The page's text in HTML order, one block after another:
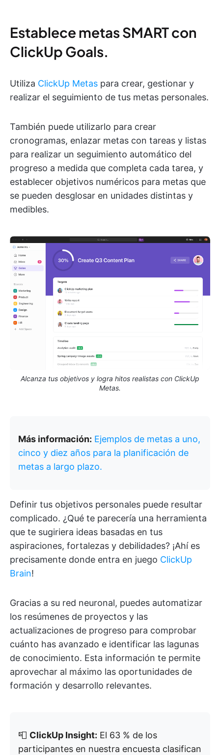
Establece metas SMART con
ClickUp Goals.
Utiliza ClickUp Metas para crear, gestionar y
realizar el seguimiento de tus metas personales.
También puede utilizarlo para crear
cronogramas, enlazar metas con tareas y listas
para realizar un seguimiento automático del
progreso a medida que completa cada tarea, y
establecer objetivos numéricos para metas que
se pueden desglosar en unidades distintas y
medibles.
Alcanza tus objetivos y logra hitos realistas con ClickUp
Metas.
Más información: Ejemplos de metas a uno,
cinco y diez años para la planificación de
metas a largo plazo.
Definir tus objetivos personales puede resultar
complicado. ¿Qué te parecería una herramienta
que te sugiriera ideas basadas en tus
aspiraciones, fortalezas y debilidades? ¡Ahí es
precisamente donde entra en juego ClickUp
Brain!
Gracias a su red neuronal, puedes automatizar
los resúmenes de proyectos y las
actualizaciones de progreso para comprobar
cuánto has avanzado e identificar las lagunas
de conocimiento. Esta información te permite
aprovechar al máximo las oportunidades de
formación y desarrollo relevantes.
📮 ClickUp Insight: El 63 % de los
participantes en nuestra encuesta clasifican